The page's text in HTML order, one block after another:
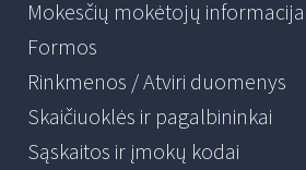
Mokesčių mokėtojų informacija
Formos
Rinkmenos / Atviri duomenys
Skaičiuoklės ir pagalbininkai
Sąskaitos ir įmokų kodai